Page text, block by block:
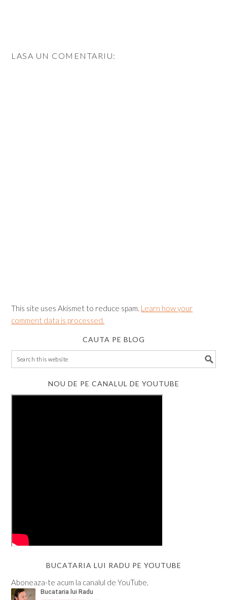
LASA UN COMENTARIU:
This site uses Akismet to reduce spam. Learn how your
comment data is processed.
CAUTA PE BLOG
NOU DE PE CANALUL DE YOUTUBE
BUCATARIA LUI RADU PE YOUTUBE
Aboneaza-te acum la canalul de YouTube.